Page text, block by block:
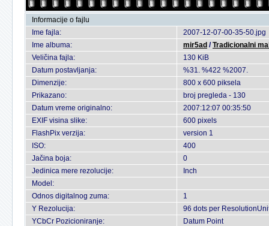
Informacije o fajlu
Ime fajla:
2007-12-07-00-35-50.jpg
Ime albuma:
mir5ad /Tradicionalni
Veličina fajla:
130 KiB
Datum postavljanja:
%31. %422 %2007.
Dimenzije:
800 x 600 piksela
Prikazano:
broj pregleda - 130
Datum vreme originalno:
2007:12:07 00:35:50
EXIF visina slike:
600 pixels
FlashPix verzija:
version 1
ISO:
400
Jačina boja:
0
Jedinica mere rezolucije:
Inch
Model:
Odnos digitalnog zuma:
1
Y Rezolucija:
96 dots per
YCbCr Pozicioniranje:
Datum Point